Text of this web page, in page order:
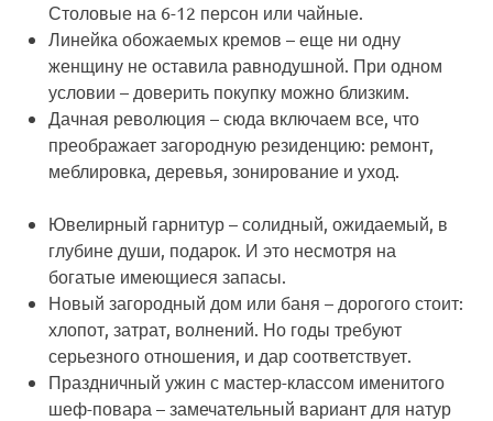
Столовые на 6-12 персон или чайные.
Линейка обожаемых кремов – еще ни одну
женщину не оставила равнодушной. При одном
условии – доверить покупку можно близким.
Дачная революция – сюда включаем все, что
преображает загородную резиденцию: ремонт,
меблировка, деревья, зонирование и уход.
Ювелирный гарнитур – солидный, ожидаемый, в
глубине души, подарок. И это несмотря на
богатые имеющиеся запасы.
Новый загородный дом или баня – дорогого стоит:
хлопот, затрат, волнений. Но годы требуют
серьезного отношения, и дар соответствует.
Праздничный ужин с мастер-классом именитого
шеф-повара – замечательный вариант для натур